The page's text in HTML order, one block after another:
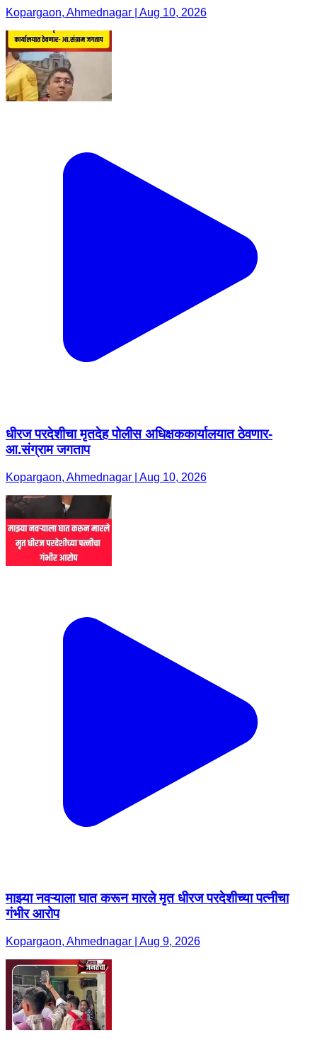
Kopargaon, Ahmednagar | Aug 10, 2026
धीरज परदेशीचा मृतदेह पोलीस अधिक्षककार्यालयात ठेवणार-
आ.संग्राम जगताप
Kopargaon, Ahmednagar | Aug 10, 2026
माझ्या नवऱ्याला घात करून मारले मृत धीरज परदेशीच्या पत्नीचा
गंभीर आरोप
Kopargaon, Ahmednagar | Aug 9, 2026